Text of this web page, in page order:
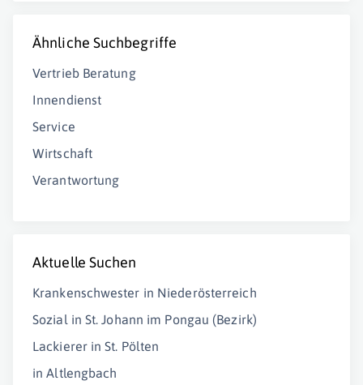
Ähnliche Suchbegriffe
Vertrieb Beratung
Innendienst
Service
Wirtschaft
Verantwortung
Aktuelle Suchen
Krankenschwester in Niederösterreich
Sozial in St. Johann im Pongau (Bezirk)
Lackierer in St. Pölten
in Altlengbach